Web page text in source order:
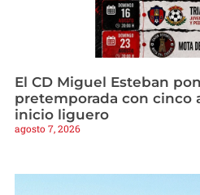
El CD Miguel Esteban
pretemporada con cinco
inicio liguero
agosto 7, 2026